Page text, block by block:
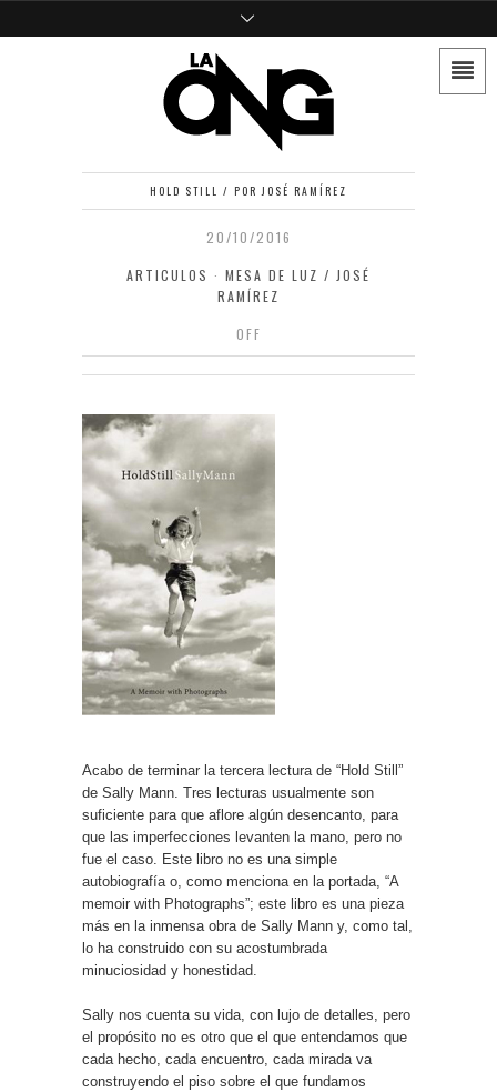
HOLD STILL / POR JOSÉ RAMÍREZ
20/10/2016
ARTICULOS · MESA DE LUZ / JOSÉ
RAMÍREZ
OFF
Acabo de terminar la tercera lectura de “Hold Still”
de Sally Mann. Tres lecturas usualmente son
suficiente para que aflore algún desencanto, para
que las imperfecciones levanten la mano, pero no
fue el caso. Este libro no es una simple
autobiografía o, como menciona en la portada, “A
memoir with Photographs”; este libro es una pieza
más en la inmensa obra de Sally Mann y, como tal,
lo ha construido con su acostumbrada
minuciosidad y honestidad.
Sally nos cuenta su vida, con lujo de detalles, pero
el propósito no es otro que el que entendamos que
cada hecho, cada encuentro, cada mirada va
construyendo el piso sobre el que fundamos